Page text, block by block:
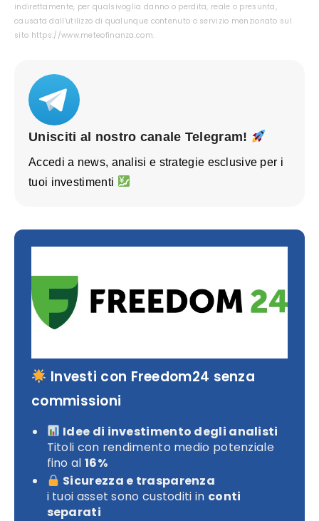
indirettamente, per qualsivoglia danno o perdita, reale o presunta,
causata dall'utilizzo di qualunque contenuto o servizio menzionato sul
sito https://www.meteofinanza.com.
Unisciti al nostro canale Telegram!
Accedi a news, analisi e strategie esclusive per i
tuoi investimenti
Investi con Freedom24 senza
commissioni
Idee di investimento degli analisti
Titoli con rendimento medio potenziale
fino al 16%
Sicurezza e trasparenza
i tuoi asset sono custoditi in conti
separati